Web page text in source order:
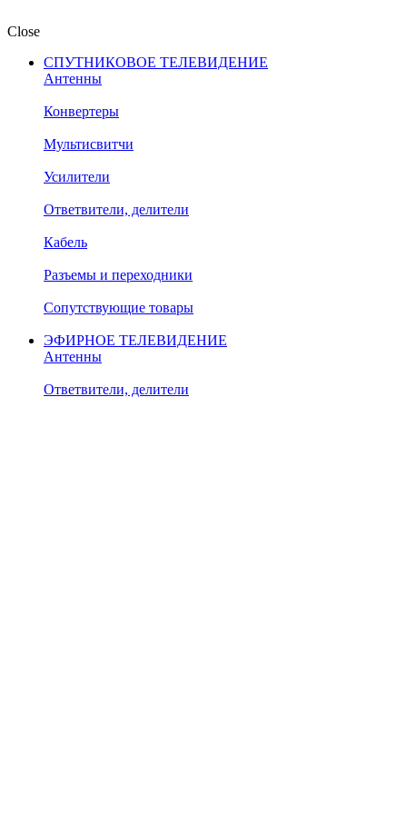
Close
СПУТНИКОВОЕ ТЕЛЕВИДЕНИЕ
Антенны
Конвертеры
Мультисвитчи
Усилители
Ответвители, делители
Кабель
Разъемы и переходники
Сопутствующие товары
ЭФИРНОЕ ТЕЛЕВИДЕНИЕ
Антенны
Ответвители, делители